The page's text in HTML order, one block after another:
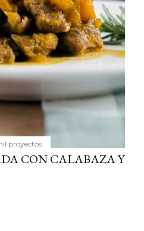
proyectos
CON CALABAZA Y